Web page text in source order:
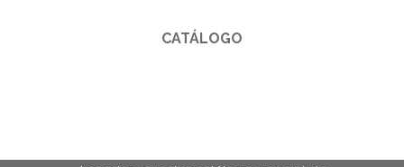
CATÁLOGO